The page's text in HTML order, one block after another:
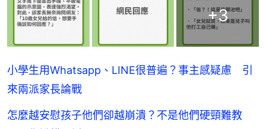
+3
小學生用Whatsapp、LINE很普遍？事主感疑慮 引
來兩派家長論戰
怎麼越安慰孩子他們卻越崩潰？不是他們硬頸難教